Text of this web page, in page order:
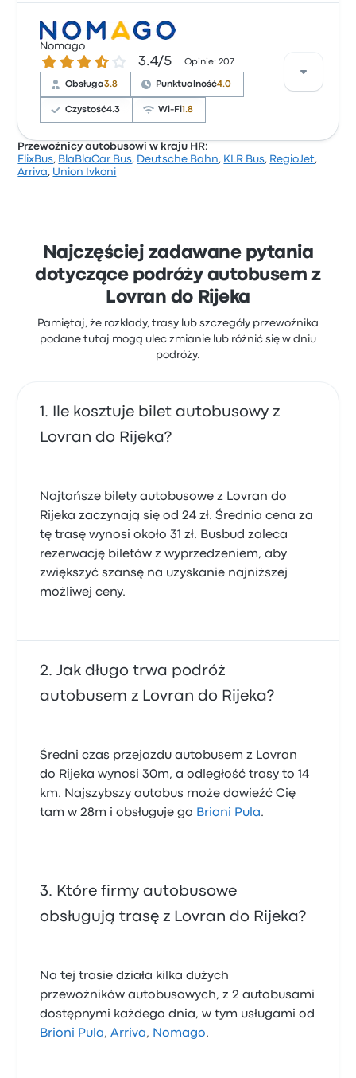
Na podstawie 547 opinii firma otrzymała w Busbud
ocenę 3.2 gwiazdek. Podróżni szczególnie chwalili
czystość i dostęp do biletów, ale często narzekali na
Nomago
3.4 gwiazdek w skali do 5
3.4/5 Opinie: 207
Obsługa3.8 Punktualność4.0
Czystość4.3 Wi-Fi1.8
Na podstawie 207 opinii firma otrzymała w Busbud
Przewoźnicy autobusowi w kraju HR:
FlixBus, BlaBlaCar Bus, Deutsche Bahn, KLR Bus, RegioJet,
Arriva, Union Ivkoni
Najczęściej zadawane pytania
dotyczące podróży autobusem z
Lovran do Rijeka
Pamiętaj, że rozkłady, trasy lub szczegóły przewoźnika
podane tutaj mogą ulec zmianie lub różnić się w dniu
podróży.
Ile kosztuje bilet autobusowy z
Lovran do Rijeka?
Najtańsze bilety autobusowe z Lovran do
Rijeka zaczynają się od 24 zł. Średnia cena za
tę trasę wynosi około 31 zł. Busbud zaleca
rezerwację biletów z wyprzedzeniem, aby
zwiększyć szansę na uzyskanie najniższej
możliwej ceny.
Jak długo trwa podróż
autobusem z Lovran do Rijeka?
Średni czas przejazdu autobusem z Lovran
do Rijeka wynosi 30m, a odległość trasy to 14
km. Najszybszy autobus może dowieźć Cię
tam w 28m i obsługuje go Brioni Pula.
Które firmy autobusowe
obsługują trasę z Lovran do Rijeka?
Na tej trasie działa kilka dużych
przewoźników autobusowych, z 2 autobusami
dostępnymi każdego dnia, w tym usługami od
Brioni Pula,Arriva, Nomago.